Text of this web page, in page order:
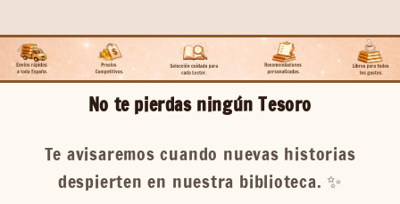
No te pierdas ningún Tesoro
Te avisaremos cuando nuevas historias
despierten en nuestra biblioteca. ✨️